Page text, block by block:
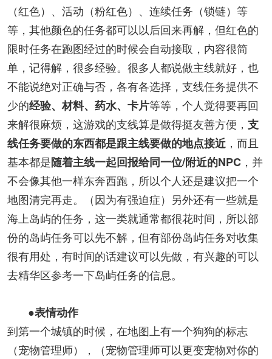
（红色）、活动（粉红色）、连续任务（锁链）等
等，其他颜色的任务都可以以后回来再解，但红色的
限时任务在跑图经过的时候会自动接取，内容很简
单，记得解，很多经验。很多人都说做主线就好，也
不能说绝对正确与否，各有各选择，支线任务提供不
少的经验、材料、药水、卡片等等，个人觉得要再回
来解很麻烦，这游戏的支线算是做得挺友善方便， 支
线任务要做的东西都是跟主线要做的地点接近 ，而且
基本都是随着主线一起回报给同一位/附近的NPC ，并
不会像其他一样东奔西跑，所以个人还是建议把一个
地图清完再走。（因为有强迫症）另外还有一些就是
海上岛屿的任务，这一类就通常都很花时间，所以部
份的岛屿任务可以先不解，但有部份岛屿任务对收集
很有用处，有时间的话建议可以先做，有兴趣的可以
去精华区参考一下岛屿任务的信息。
●表情动作
到第一个城镇的时候，在地图上有一个狗狗的标志
（宠物管理师），（宠物管理师可以更变宠物对你的